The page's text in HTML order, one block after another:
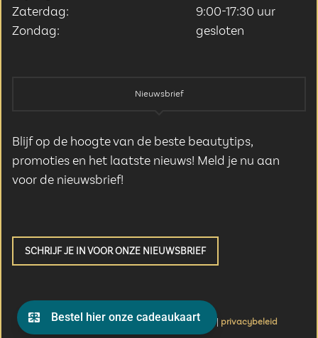
Zaterdag:
9:00-17:30 uur
Zondag:
gesloten
Nieuwsbrief
Blijf op de hoogte van de beste beautytips,
promoties en het laatste nieuws! Meld je nu aan
voor de nieuwsbrief!
SCHRIJF JE IN VOOR ONZE NIEUWSBRIEF
Alle rechten voorbehouden elle & moi 2025 | privacybeleid